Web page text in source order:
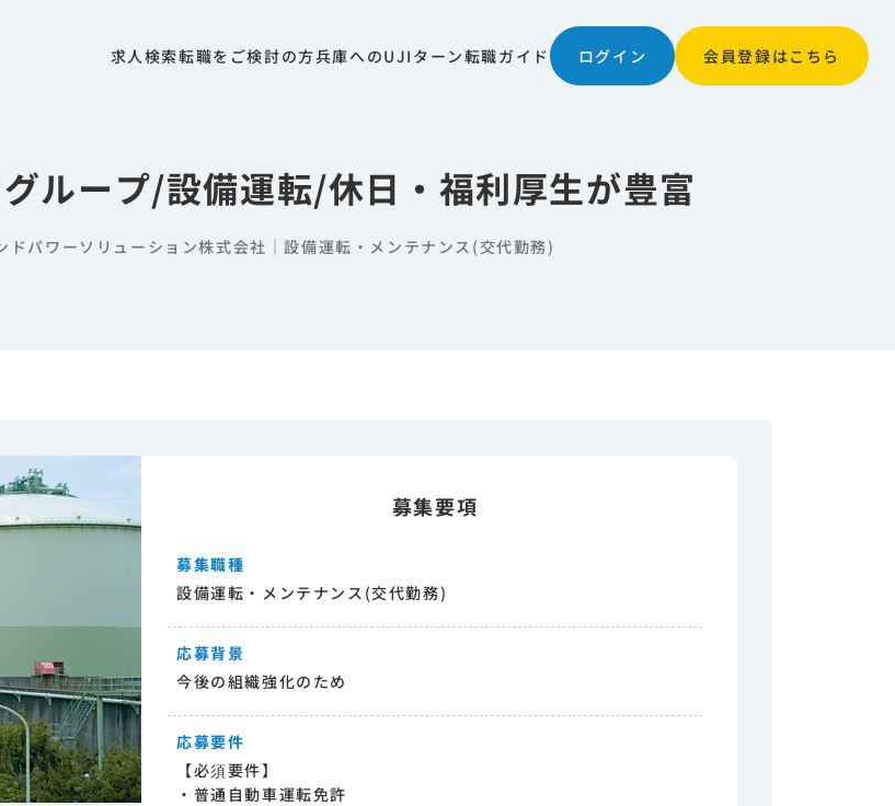
ループ/設備運転/休日・福利厚生が豊富
ドパワーソリューション株式会社｜設備運転・メンテナンス(交代勤務)
求人検索転職をご検討の方兵庫へのUJIターン転職ガイド ログイン 会員登録はこちら
募集要項
募集職種
設備運転・メンテナンス(交代勤務)
応募背景
今後の組織強化のため
応募要件
【必須要件】
・普通自動車運転免許